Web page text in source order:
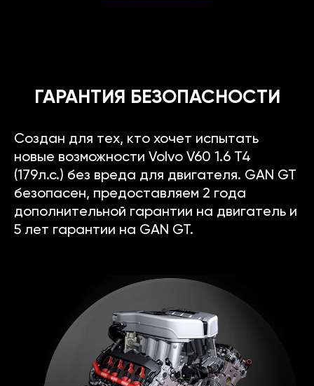
ГАРАНТИЯ БЕЗОПАСНОСТИ
Создан для тех, кто хочет испытать
новые возможности Volvo V60 1.6 T4
(179л.с.) без вреда для двигателя. GAN GT
безопасен, предоставляем 2 года
дополнительной гарантии на двигатель и
5 лет гарантии на GAN GT.